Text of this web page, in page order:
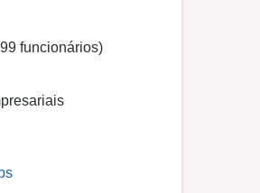
funcionários)